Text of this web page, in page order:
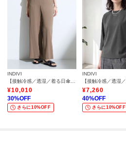
INDIVI
¥10,010
30%OFF
さらに10%OFF
INDIVI
¥7,260
40%OFF
さらに10%OFF